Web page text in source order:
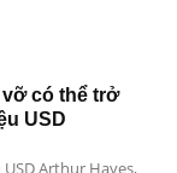
vỡ có thể trở
USD
Arthur Hayes,